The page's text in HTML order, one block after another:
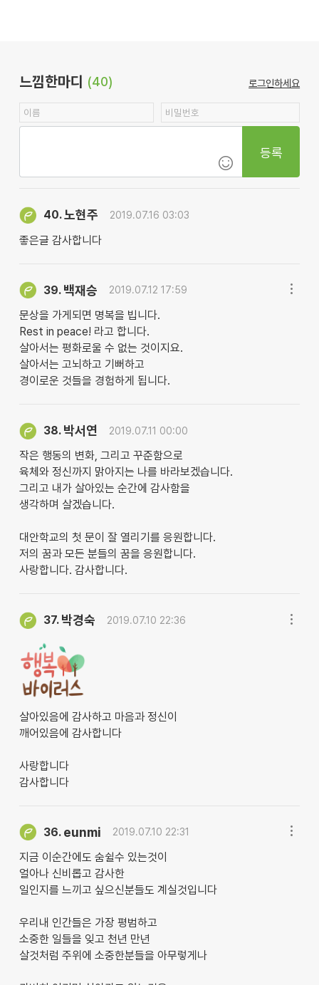
느낌한마디 (40) 로그인하세요
등록
40.노현주 2019.07.16 03:03
좋은글 감사합니다
39. 백재승 2019.07.12 17:59
문상을 가게되면 명복을 빕니다.
Rest in peace! 라고 합니다.
살아서는 평화로울 수 없는 것이지요.
살아서는 고뇌하고 기뻐하고
경이로운 것들을 경험하게 됩니다.
38. 박서연 2019.07.11 00:00
작은 행동의 변화, 그리고 꾸준함으로
육체와 정신까지 맑아지는 나를 바라보겠습니다.
그리고 내가 살아있는 순간에 감사함을
생각하며 살겠습니다.
대안학교의 첫 문이 잘 열리기를 응원합니다.
저의 꿈과 모든 분들의 꿈을 응원합니다.
사랑합니다. 감사합니다.
37. 박경숙 2019.07.10 22:36
살아있음에 감사하고 마음과 정신이
깨어있음에 감사합니다
사랑합니다
감사합니다
36. eunmi 2019.07.10 22:31
지금 이순간에도 숨쉴수 있는것이
얼아나 신비롭고 감사한
일인지를 느끼고 싶으신분들도 계실것입니다
우리내 인간들은 가장 평범하고
소중한 일들을 잊고 천년 만년
살것처럼 주위에 소중한분들을 아무렇게나